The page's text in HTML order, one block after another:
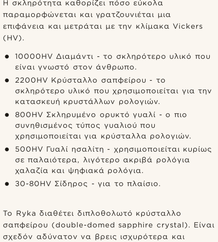
Η σκληρότητα καθορίζει πόσο εύκολα
παραμορφώνεται και γρατζουνιέται μια
επιφάνεια και μετράται με την κλίμακα Vickers
(HV).
10000HV Διαμάντι - το σκληρότερο υλικό που
είναι γνωστό στον άνθρωπο.
2200HV Κρύσταλλο σαπφείρου - το
σκληρότερο υλικό που χρησιμοποιείται για την
κατασκευή κρυστάλλων ρολογιών.
800HV Σκληρυμένο ορυκτό γυαλί - ο πιο
συνηθισμένος τύπος γυαλιού που
χρησιμοποιείται για κρύσταλλα ρολογιών.
500HV Γυαλί ησαλίτη - χρησιμοποιείται κυρίως
σε παλαιότερα, λιγότερο ακριβά ρολόγια
χαλαζία και ψηφιακά ρολόγια.
30-80HV Σίδηρος - για το πλαίσιο.
Το Ryka διαθέτει διπλοθολωτό κρύσταλλο
σαπφείρου (double-domed sapphire crystal). Είναι
σχεδόν αδύνατον να βρεις ισχυρότερα και